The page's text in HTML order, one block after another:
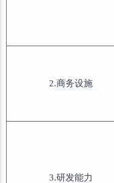
2.商务设施
3.研发能力